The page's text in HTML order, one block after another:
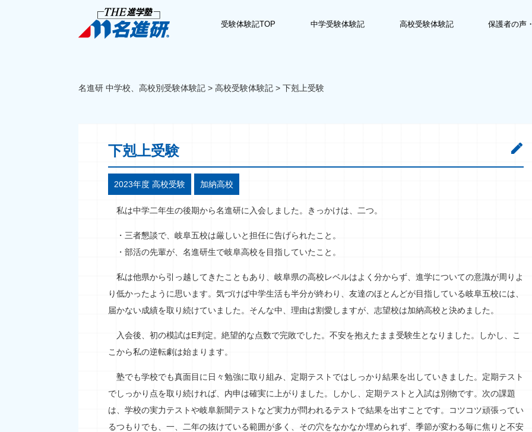
受験体験記TOP 中学受験体験記 高校受験体験記 保護者の声
名進研 中学校、高校別受験体験記 > 高校受験体験記 > 下剋上受験
下剋上受験
2023年度 高校受験 加納高校
私は中学二年生の後期から名進研に入会しました。きっかけは、二つ。
・三者懇談で、岐阜五校は厳しいと担任に告げられたこと。
・部活の先輩が、名進研生で岐阜高校を目指していたこと。
私は他県から引っ越してきたこともあり、岐阜県の高校レベルはよく分からず、進学についての意識が周りよ
り低かったように思います。気づけば中学生活も半分が終わり、友達のほとんどが目指している岐阜五校には、
届かない成績を取り続けていました。そんな中、理由は割愛しますが、志望校は加納高校と決めました。
入会後、初の模試はE判定。絶望的な点数で完敗でした。不安を抱えたまま受験生となりました。しかし、こ
こから私の逆転劇は始まります。
塾でも学校でも真面目に日々勉強に取り組み、定期テストではしっかり結果を出していきました。定期テスト
でしっかり点を取り続ければ、内申は確実に上がりました。しかし、定期テストと入試は別物です。次の課題
は、学校の実力テストや岐阜新聞テストなど実力が問われるテストで結果を出すことです。コツコツ頑張ってい
るつもりでも、一、二年の抜けている範囲が多く、その穴をなかなか埋められず、季節が変わる毎に焦りと不安